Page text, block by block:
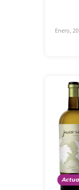
Enero,